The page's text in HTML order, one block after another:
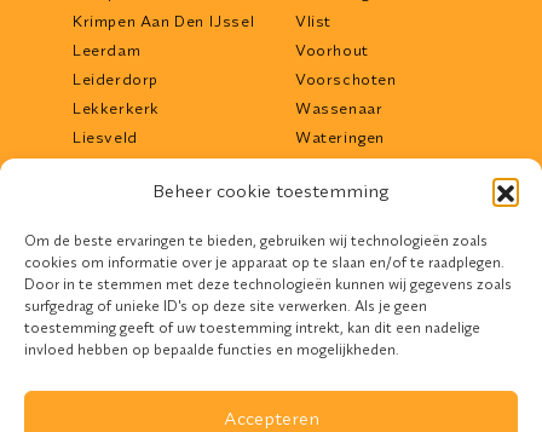
Beheer cookie toestemming
Om de beste ervaringen te bieden, gebruiken wij technologieën zoals
cookies om informatie over je apparaat op te slaan en/of te raadplegen.
Door in te stemmen met deze technologieën kunnen wij gegevens zoals
surfgedrag of unieke ID's op deze site verwerken. Als je geen
toestemming geeft of uw toestemming intrekt, kan dit een nadelige
invloed hebben op bepaalde functies en mogelijkheden.
Accepteren
Krimpen Aan Den IJssel
Leerdam
Leiderdorp
Lekkerkerk
Liesveld
Middelharnis
Mijdrecht
Vlist
Voorhout
Voorschoten
Wassenaar
Wateringen
Woerden
Zoetermeer
Zwijndrecht